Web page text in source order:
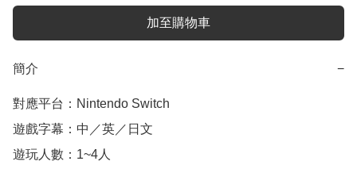
加至購物車
簡介 −
對應平台：Nintendo Switch
遊戲字幕：中／英／日文
遊玩人數：1~4人